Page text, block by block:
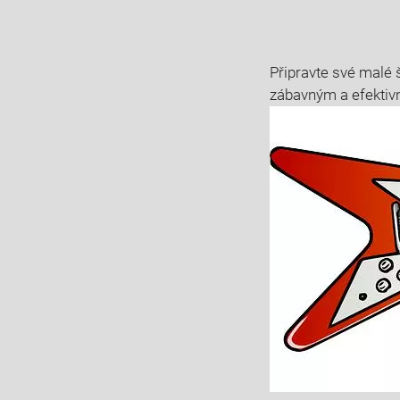
Připravte své malé
zábavným a